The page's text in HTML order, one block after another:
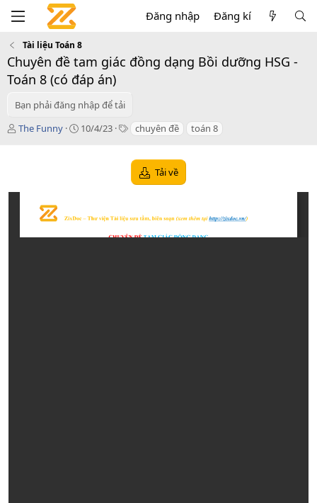
Đăng nhập Đăng kí
Tài liệu Toán 8
Chuyên đề tam giác đồng dạng Bồi dưỡng HSG -
Toán 8 (có đáp án)
Bạn phải đăng nhập để tải
T
ả
The Funny
C
n
10/4/23
T
s
chuyên đề toán 8
Tải về